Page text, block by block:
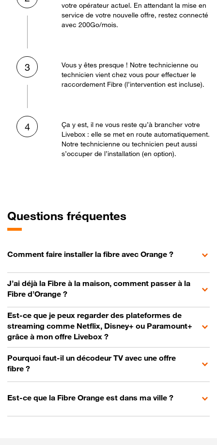
votre opérateur actuel. En attendant la mise en
service de votre nouvelle offre, restez connecté
avec 200Go/mois.
3
Vous y êtes presque ! Notre technicienne ou
technicien vient chez vous pour effectuer le
raccordement Fibre (l’intervention est incluse).
4
Ça y est, il ne vous reste qu’à brancher votre
Livebox : elle se met en route automatiquement.
Notre technicienne ou technicien peut aussi
s’occuper de l’installation (en option).
Questions fréquentes
Comment faire installer la fibre avec Orange ?
J’ai déjà la Fibre à la maison, comment passer à la
Fibre d’Orange ?
Est-ce que je peux regarder des plateformes de
streaming comme Netflix, Disney+ ou Paramount+
grâce à mon offre Livebox ?
Pourquoi faut-il un décodeur TV avec une offre
fibre ?
Est-ce que la Fibre Orange est dans ma ville ?